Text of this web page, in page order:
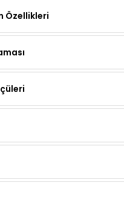
Özellikleri